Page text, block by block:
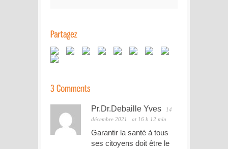
Pr.Dr.Debaille Yves
14
décembre 2021
at 16 h 12 min
Garantir la santé à tous
ses citoyens doit être le